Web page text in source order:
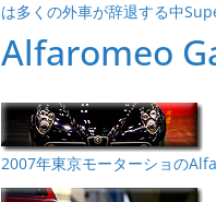
は多くの外車が辞退する中
Alfaromeo
2007年東京モーターショの